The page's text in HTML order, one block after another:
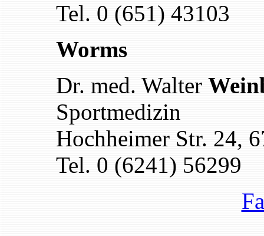
Tel. 0 (651) 43103
Worms
Dr. med. Walter
Sportmedizin
Hochheimer Str. 24,
Tel. 0 (6241) 56299